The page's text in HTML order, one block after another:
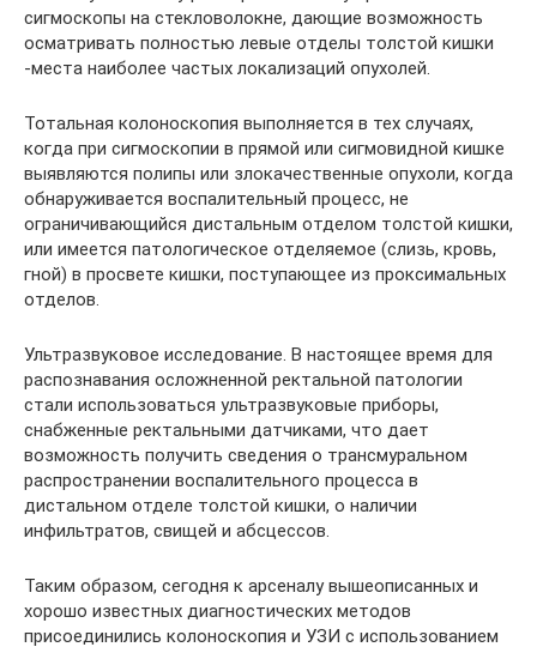
сигмоскопы на стекловолокне, дающие возможность
осматривать полностью левые отделы толстой кишки
-места наиболее частых локализаций опухолей.
Тотальная колоноскопия выполняется в тех случаях,
когда при сигмоскопии в прямой или сигмовидной кишке
выявляются полипы или злокачественные опухоли, когда
обнаруживается воспалительный процесс, не
ограничивающийся дистальным отделом толстой кишки,
или имеется патологическое отделяемое (слизь, кровь,
гной) в просвете кишки, поступающее из проксимальных
отделов.
Ультразвуковое исследование. В настоящее время для
распознавания осложненной ректальной патологии
стали использоваться ультразвуковые приборы,
снабженные ректальными датчиками, что дает
возможность получить сведения о трансмуральном
распространении воспалительного процесса в
дистальном отделе толстой кишки, о наличии
инфильтратов, свищей и абсцессов.
Таким образом, сегодня к арсеналу вышеописанных и
хорошо известных диагностических методов
присоединились колоноскопия и УЗИ с использованием